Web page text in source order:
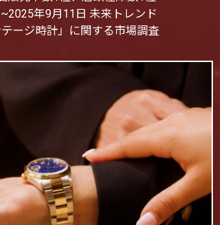
年9月11日 未来トレンド
ージ時計」に関する市場調査